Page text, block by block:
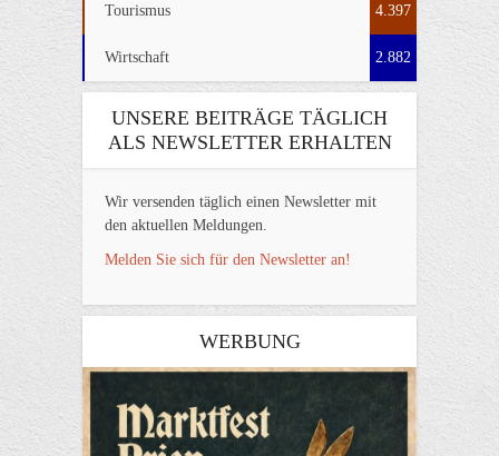
Tourismus 4.397
Wirtschaft 2.882
UNSERE BEITRÄGE TÄGLICH
ALS NEWSLETTER ERHALTEN
Wir versenden täglich einen Newsletter mit
den aktuellen Meldungen.
Melden Sie sich für den Newsletter an!
WERBUNG